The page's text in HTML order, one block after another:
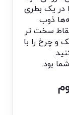
در یک بطری
ذوب
سخت تر
و چرخ را با
بود.